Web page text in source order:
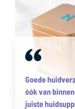
Goede
óók van
juiste